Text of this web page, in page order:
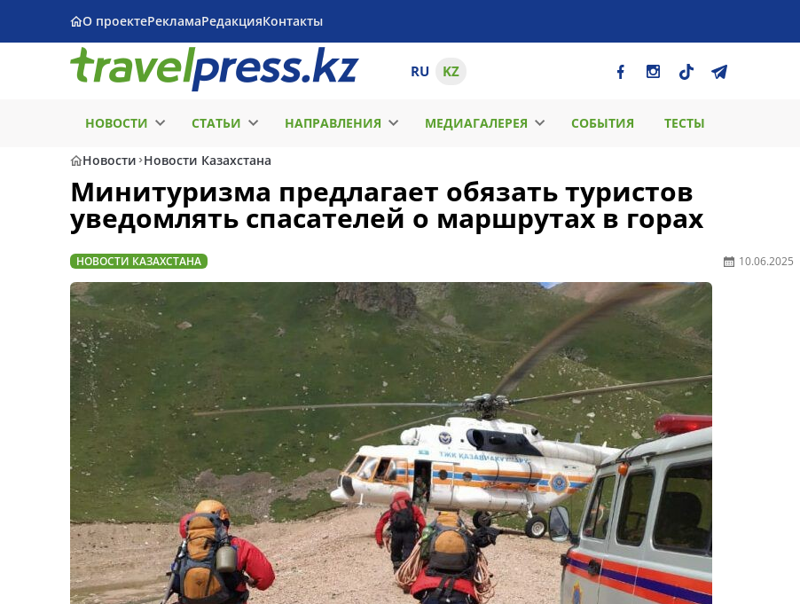
О проектеРекламаРедакцияКонтакты
RU KZ
НОВОСТИ СТАТЬИ НАПРАВЛЕНИЯ МЕДИАГАЛЕРЕЯ СОБЫТИЯ ТЕСТЫ
Новости Новости Казахстана
Минитуризма предлагает обязать туристов
уведомлять спасателей о маршрутах в горах
НОВОСТИ КАЗАХСТАНА 10.06.2025